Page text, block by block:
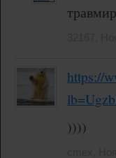
https://
))))